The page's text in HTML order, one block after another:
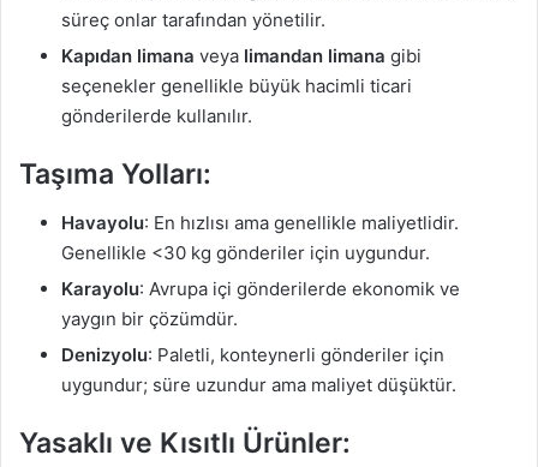
süreç onlar tarafından yönetilir.
Kapıdan limana veya limandan limana gibi
seçenekler genellikle büyük hacimli ticari
gönderilerde kullanılır.
Taşıma Yolları:
Havayolu: En hızlısı ama genellikle maliyetlidir.
Genellikle <30 kg gönderiler için uygundur.
Karayolu: Avrupa içi gönderilerde ekonomik ve
yaygın bir çözümdür.
Denizyolu: Paletli, konteynerli gönderiler için
uygundur; süre uzundur ama maliyet düşüktür.
Yasaklı ve Kısıtlı Ürünler: